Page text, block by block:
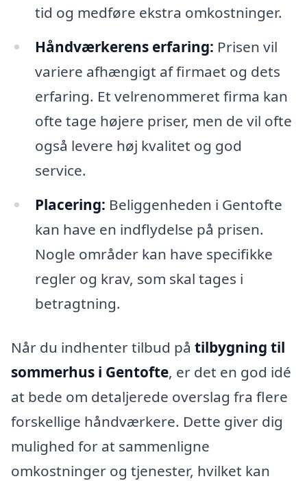
tid og medføre ekstra omkostninger.
Håndværkerens erfaring: Prisen vil
variere afhængigt af firmaet og dets
erfaring. Et velrenommeret firma kan
ofte tage højere priser, men de vil ofte
også levere høj kvalitet og god
service.
Placering: Beliggenheden i Gentofte
kan have en indflydelse på prisen.
Nogle områder kan have specifikke
regler og krav, som skal tages i
betragtning.
Når du indhenter tilbud på tilbygning til
sommerhus i Gentofte, er det en god idé
at bede om detaljerede overslag fra flere
forskellige håndværkere. Dette giver dig
mulighed for at sammenligne
omkostninger og tjenester, hvilket kan